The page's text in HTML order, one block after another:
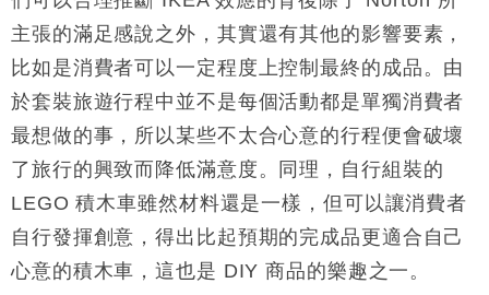
主張的滿足感說之外，其實還有其他的影響要素，
比如是消費者可以一定程度上控制最終的成品。由
於套裝旅遊行程中並不是每個活動都是單獨消費者
最想做的事，所以某些不太合心意的行程便會破壞
了旅行的興致而降低滿意度。同理，自行組裝的
LEGO 積木車雖然材料還是一樣，但可以讓消費者
自行發揮創意，得出比起預期的完成品更適合自己
心意的積木車，這也是 DIY 商品的樂趣之一。